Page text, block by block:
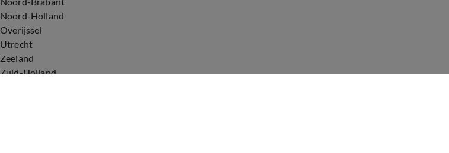
Noord-Holland
Overijssel
Utrecht
Zeeland
Zuid-Holland